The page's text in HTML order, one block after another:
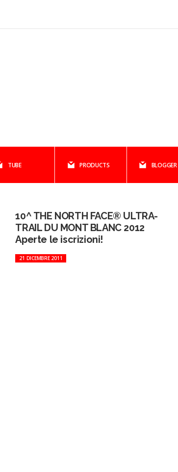
TUBE PRODUCTS BLOGGER
10^ THE NORTH FACE® ULTRA-
TRAIL DU MONT BLANC 2012
Aperte le iscrizioni!
21 DICEMBRE 2011